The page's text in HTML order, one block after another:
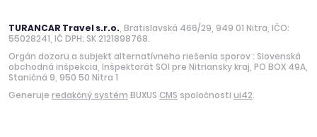
TURANCAR Travel s.r.o. , Bratislavská 466/29, 949 01 Nitra, IČO:
55028241, IČ DPH: SK 2121898768.
Orgán dozoru a subjekt alternatívneho riešenia sporov : Slovenská
obchodná inšpekcia, Inšpektorát SOI pre Nitriansky kraj, PO BOX 49A,
Staničná 9, 950 50 Nitra 1
Generuje redakčný systém BUXUS CMS spoločnosti ui42.